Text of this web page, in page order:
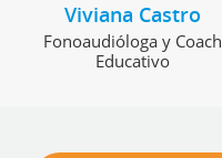
Viviana Castro
Fonoaudióloga y Coach
Educativo